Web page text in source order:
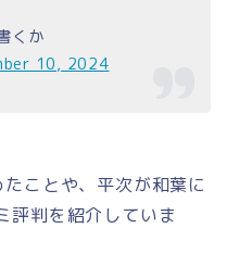
くか
10, 2024
ことや、平次が和葉に
評判を紹介していま